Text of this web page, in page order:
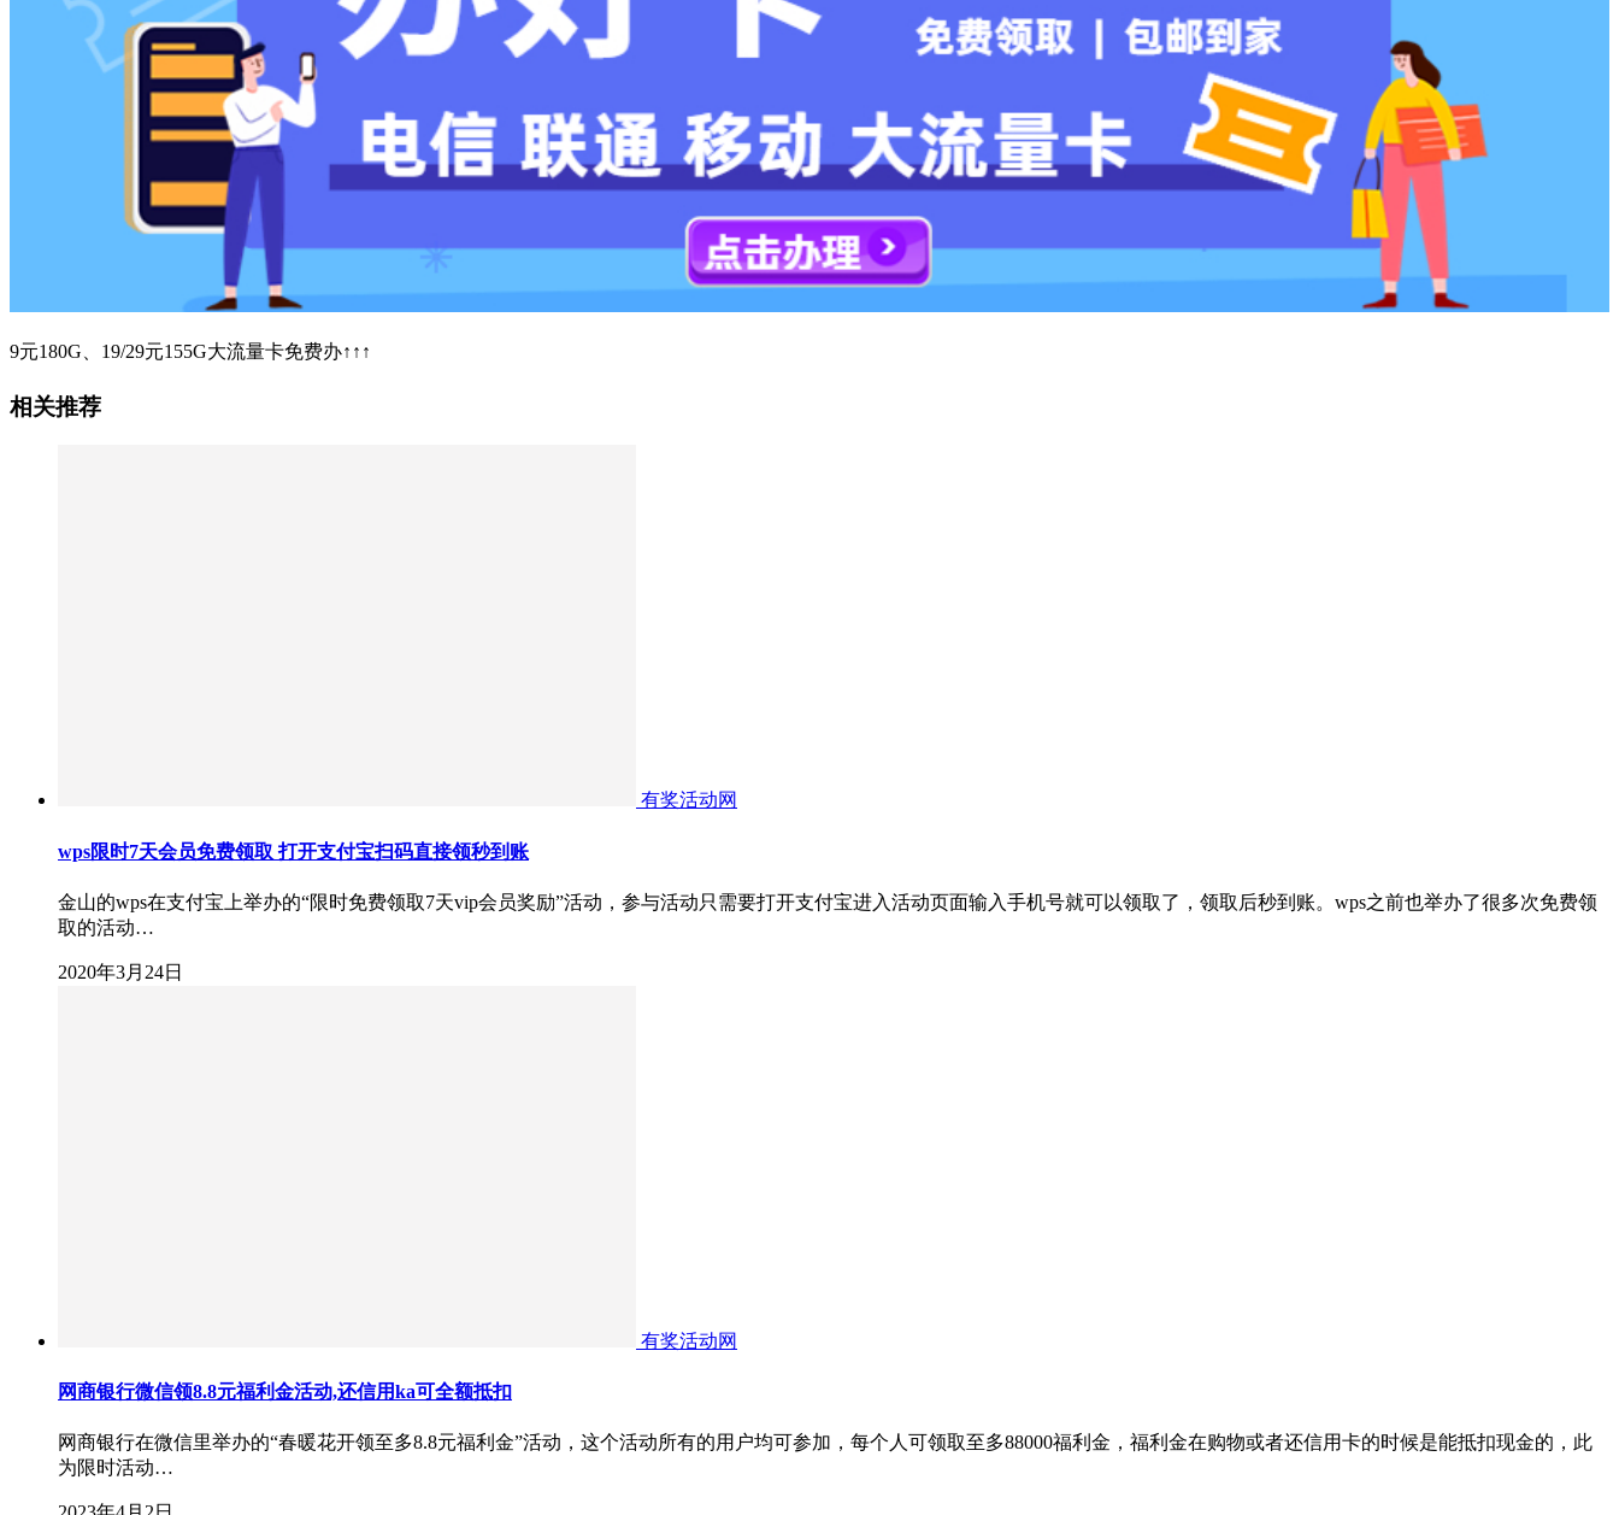
9元180G、19/29元155G大流量卡免费办↑↑↑
相关推荐
有奖活动网
wps限时7天会员免费领取 打开支付宝扫码直接领秒到账
金山的wps在支付宝上举办的“限时免费领取7天vip会员奖励”活动，参与活动只需要打开支付宝进入活动页面输入手机号就可以领取了，领取后秒到账。wps之前也举办了很多次免费领
取的活动…
2020年3月24日
有奖活动网
网商银行微信领8.8元福利金活动,还信用ka可全额抵扣
网商银行在微信里举办的“春暖花开领至多8.8元福利金”活动，这个活动所有的用户均可参加，每个人可领取至多88000福利金，福利金在购物或者还信用卡的时候是能抵扣现金的，此
为限时活动…